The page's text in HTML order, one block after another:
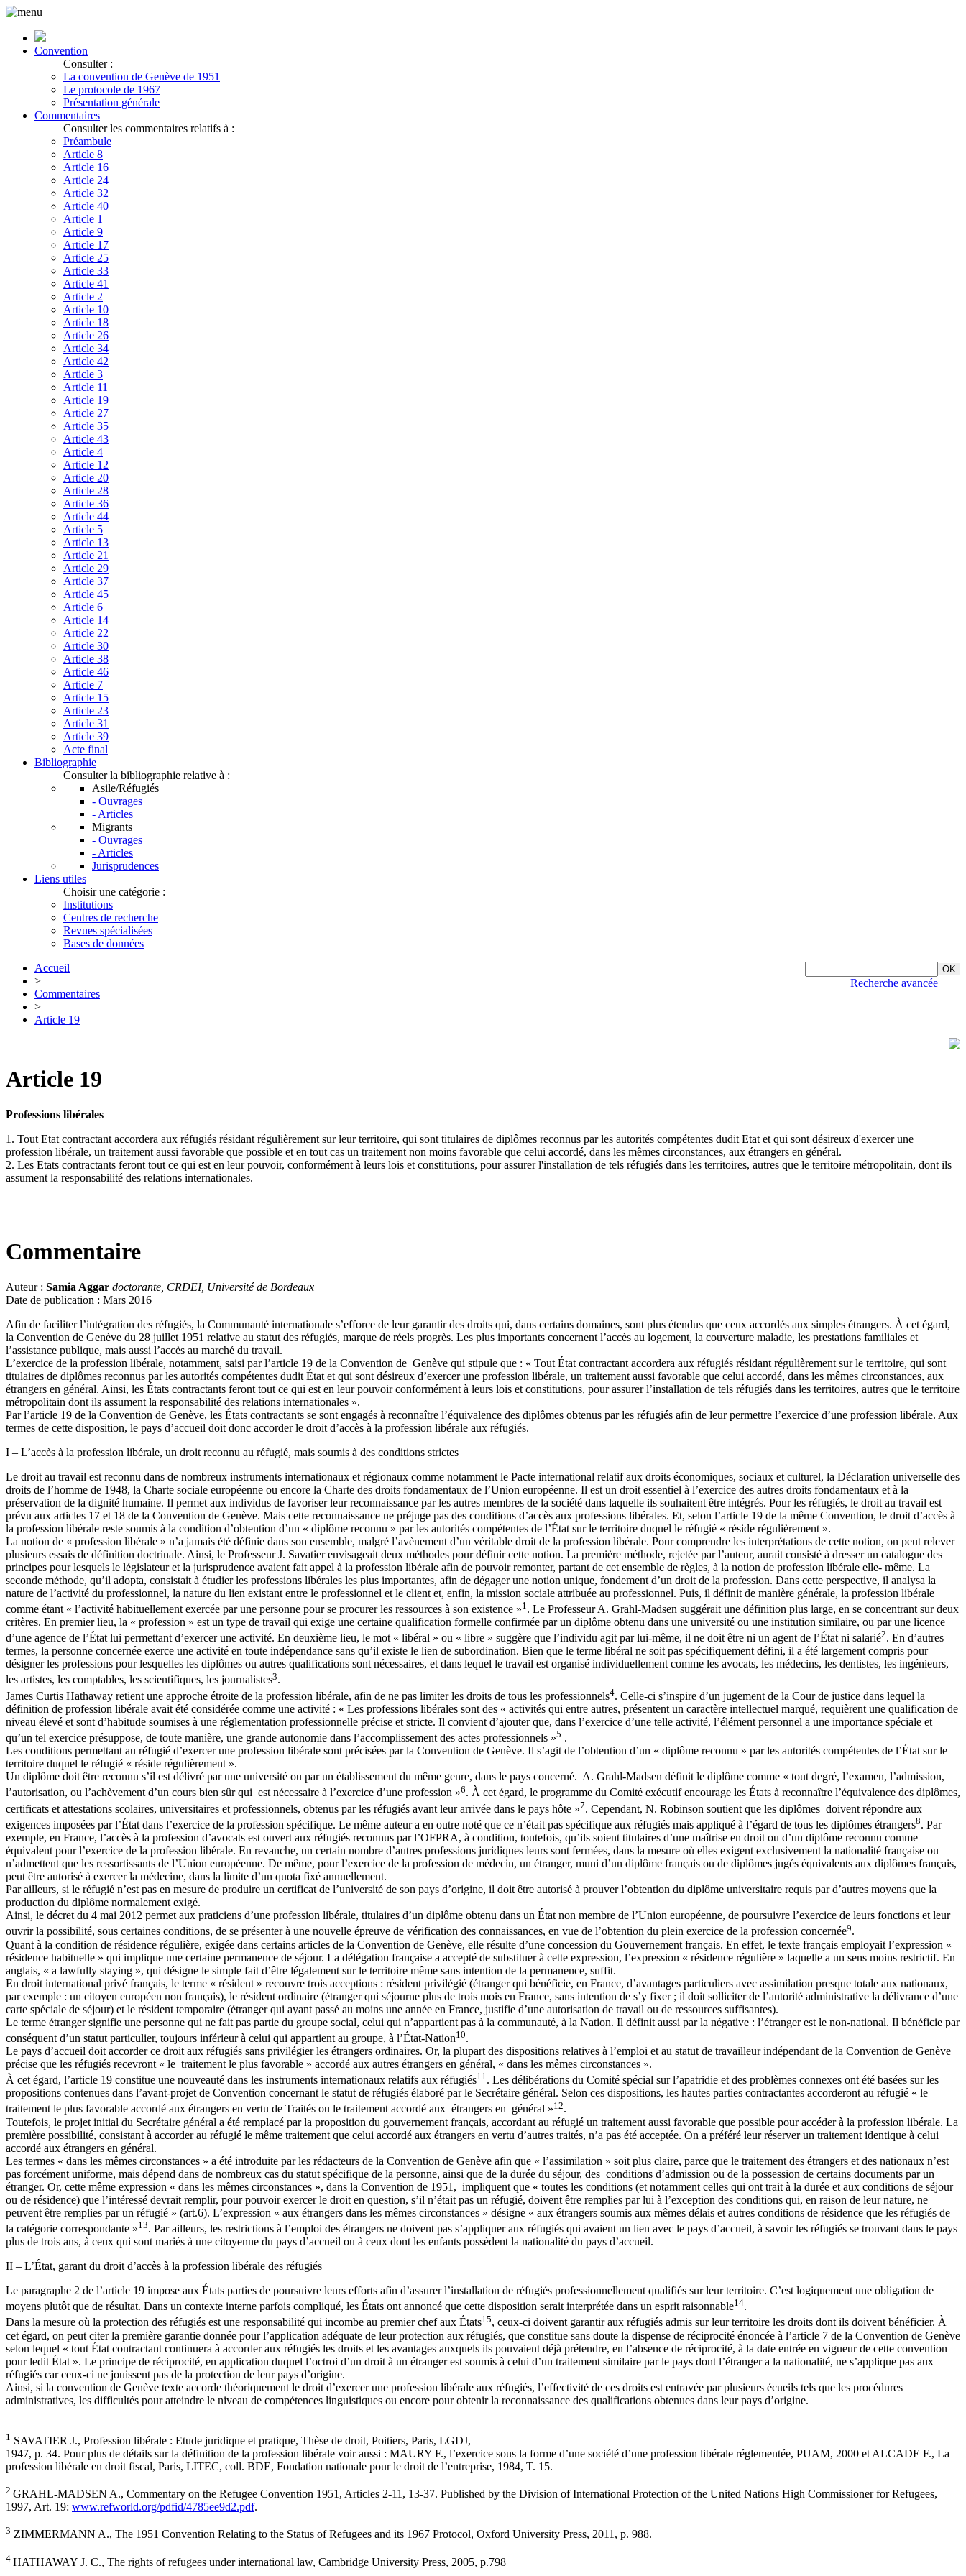
Convention
Consulter :
La convention de Genève de 1951
Le protocole de 1967
Présentation générale
Commentaires
Consulter les commentaires relatifs à :
Préambule
Article 8
Article 16
Article 24
Article 32
Article 40
Article 1
Article 9
Article 17
Article 25
Article 33
Article 41
Article 2
Article 10
Article 18
Article 26
Article 34
Article 42
Article 3
Article 11
Article 19
Article 27
Article 35
Article 43
Article 4
Article 12
Article 20
Article 28
Article 36
Article 44
Article 5
Article 13
Article 21
Article 29
Article 37
Article 45
Article 6
Article 14
Article 22
Article 30
Article 38
Article 46
Article 7
Article 15
Article 23
Article 31
Article 39
Acte final
Bibliographie
Consulter la bibliographie relative à :
Asile/Réfugiés
- Ouvrages
- Articles
Migrants
- Ouvrages
- Articles
Jurisprudences
Liens utiles
Choisir une catégorie :
Institutions
Centres de recherche
Revues spécialisées
Bases de données
Recherche avancée
Accueil
>
Commentaires
>
Article 19
Article 19
Professions libérales
1. Tout Etat contractant accordera aux réfugiés résidant régulièrement sur leur territoire, qui sont titulaires de diplômes reconnus par les autorités compétentes dudit Etat et qui sont désireux d'exercer une
profession libérale, un traitement aussi favorable que possible et en tout cas un traitement non moins favorable que celui accordé, dans les mêmes circonstances, aux étrangers en général.
2. Les Etats contractants feront tout ce qui est en leur pouvoir, conformément à leurs lois et constitutions, pour assurer l'installation de tels réfugiés dans les territoires, autres que le territoire métropolitain, dont ils
assument la responsabilité des relations internationales.
Commentaire
Auteur : Samia Aggar doctorante, CRDEI, Université de Bordeaux
Date de publication : Mars 2016
Afin de faciliter l’intégration des réfugiés, la Communauté internationale s’efforce de leur garantir des droits qui, dans certains domaines, sont plus étendus que ceux accordés aux simples étrangers. À cet égard,
la Convention de Genève du 28 juillet 1951 relative au statut des réfugiés, marque de réels progrès. Les plus importants concernent l’accès au logement, la couverture maladie, les prestations familiales et
l’assistance publique, mais aussi l’accès au marché du travail.
L’exercice de la profession libérale, notamment, saisi par l’article 19 de la Convention de Genève qui stipule que : « Tout État contractant accordera aux réfugiés résidant régulièrement sur le territoire, qui sont
titulaires de diplômes reconnus par les autorités compétentes dudit État et qui sont désireux d’exercer une profession libérale, un traitement aussi favorable que celui accordé, dans les mêmes circonstances, aux
étrangers en général. Ainsi, les États contractants feront tout ce qui est en leur pouvoir conformément à leurs lois et constitutions, pour assurer l’installation de tels réfugiés dans les territoires, autres que le territoire
métropolitain dont ils assument la responsabilité des relations internationales ».
Par l’article 19 de la Convention de Genève, les États contractants se sont engagés à reconnaître l’équivalence des diplômes obtenus par les réfugiés afin de leur permettre l’exercice d’une profession libérale. Aux
termes de cette disposition, le pays d’accueil doit donc accorder le droit d’accès à la profession libérale aux réfugiés.
I – L’accès à la profession libérale, un droit reconnu au réfugié, mais soumis à des conditions strictes
Le droit au travail est reconnu dans de nombreux instruments internationaux et régionaux comme notamment le Pacte international relatif aux droits économiques, sociaux et culturel, la Déclaration universelle des
droits de l’homme de 1948, la Charte sociale européenne ou encore la Charte des droits fondamentaux de l’Union européenne. Il est un droit essentiel à l’exercice des autres droits fondamentaux et à la
préservation de la dignité humaine. Il permet aux individus de favoriser leur reconnaissance par les autres membres de la société dans laquelle ils souhaitent être intégrés. Pour les réfugiés, le droit au travail est
prévu aux articles 17 et 18 de la Convention de Genève. Mais cette reconnaissance ne préjuge pas des conditions d’accès aux professions libérales. Et, selon l’article 19 de la même Convention, le droit d’accès à
la profession libérale reste soumis à la condition d’obtention d’un « diplôme reconnu » par les autorités compétentes de l’État sur le territoire duquel le réfugié « réside régulièrement ».
La notion de « profession libérale » n’a jamais été définie dans son ensemble, malgré l’avènement d’un véritable droit de la profession libérale. Pour comprendre les interprétations de cette notion, on peut relever
plusieurs essais de définition doctrinale. Ainsi, le Professeur J. Savatier envisageait deux méthodes pour définir cette notion. La première méthode, rejetée par l’auteur, aurait consisté à dresser un catalogue des
principes pour lesquels le législateur et la jurisprudence avaient fait appel à la profession libérale afin de pouvoir remonter, partant de cet ensemble de règles, à la notion de profession libérale elle- même. La
seconde méthode, qu’il adopta, consistait à étudier les professions libérales les plus importantes, afin de dégager une notion unique, fondement d’un droit de la profession. Dans cette perspective, il analysa la
nature de l’activité du professionnel, la nature du lien existant entre le professionnel et le client et, enfin, la mission sociale attribuée au professionnel. Puis, il définit de manière générale, la profession libérale
comme étant « l’activité habituellement exercée par une personne pour se procurer les ressources à son existence »1 . Le Professeur A. Grahl-Madsen suggérait une définition plus large, en se concentrant sur deux
critères. En premier lieu, la « profession » est un type de travail qui exige une certaine qualification formelle confirmée par un diplôme obtenu dans une université ou une institution similaire, ou par une licence
d’une agence de l’État lui permettant d’exercer une activité. En deuxième lieu, le mot « libéral » ou « libre » suggère que l’individu agit par lui-même, il ne doit être ni un agent de l’État ni salarié2. En d’autres
termes, la personne concernée exerce une activité en toute indépendance sans qu’il existe le lien de subordination. Bien que le terme libéral ne soit pas spécifiquement défini, il a été largement compris pour
désigner les professions pour lesquelles les diplômes ou autres qualifications sont nécessaires, et dans lequel le travail est organisé individuellement comme les avocats, les médecins, les dentistes, les ingénieurs,
les artistes, les comptables, les scientifiques, les journalistes3.
James Curtis Hathaway retient une approche étroite de la profession libérale, afin de ne pas limiter les droits de tous les professionnels4. Celle-ci s’inspire d’un jugement de la Cour de justice dans lequel la
définition de profession libérale avait été considérée comme une activité : « Les professions libérales sont des « activités qui entre autres, présentent un caractère intellectuel marqué, requièrent une qualification de
niveau élevé et sont d’habitude soumises à une réglementation professionnelle précise et stricte. Il convient d’ajouter que, dans l’exercice d’une telle activité, l’élément personnel a une importance spéciale et
qu’un tel exercice présuppose, de toute manière, une grande autonomie dans l’accomplissement des actes professionnels »5 .
Les conditions permettant au réfugié d’exercer une profession libérale sont précisées par la Convention de Genève. Il s’agit de l’obtention d’un « diplôme reconnu » par les autorités compétentes de l’État sur le
territoire duquel le réfugié « réside régulièrement ».
Un diplôme doit être reconnu s’il est délivré par une université ou par un établissement du même genre, dans le pays concerné. A. Grahl-Madsen définit le diplôme comme « tout degré, l’examen, l’admission,
l’autorisation, ou l’achèvement d’un cours bien sûr qui est nécessaire à l’exercice d’une profession »6. À cet égard, le programme du Comité exécutif encourage les États à reconnaître l’équivalence des diplômes,
certificats et attestations scolaires, universitaires et professionnels, obtenus par les réfugiés avant leur arrivée dans le pays hôte »7. Cependant, N. Robinson soutient que les diplômes doivent répondre aux
exigences imposées par l’État dans l’exercice de la profession spécifique. Le même auteur a en outre noté que ce n’était pas spécifique aux réfugiés mais appliqué à l’égard de tous les diplômes étrangers8. Par
exemple, en France, l’accès à la profession d’avocats est ouvert aux réfugiés reconnus par l’OFPRA, à condition, toutefois, qu’ils soient titulaires d’une maîtrise en droit ou d’un diplôme reconnu comme
équivalent pour l’exercice de la profession libérale. En revanche, un certain nombre d’autres professions juridiques leurs sont fermées, dans la mesure où elles exigent exclusivement la nationalité française ou
n’admettent que les ressortissants de l’Union européenne. De même, pour l’exercice de la profession de médecin, un étranger, muni d’un diplôme français ou de diplômes jugés équivalents aux diplômes français,
peut être autorisé à exercer la médecine, dans la limite d’un quota fixé annuellement.
Par ailleurs, si le réfugié n’est pas en mesure de produire un certificat de l’université de son pays d’origine, il doit être autorisé à prouver l’obtention du diplôme universitaire requis par d’autres moyens que la
production du diplôme normalement exigé.
Ainsi, le décret du 4 mai 2012 permet aux praticiens d’une profession libérale, titulaires d’un diplôme obtenu dans un État non membre de l’Union européenne, de poursuivre l’exercice de leurs fonctions et leur
ouvrir la possibilité, sous certaines conditions, de se présenter à une nouvelle épreuve de vérification des connaissances, en vue de l’obtention du plein exercice de la profession concernée9.
Quant à la condition de résidence régulière, exigée dans certains articles de la Convention de Genève, elle résulte d’une concession du Gouvernement français. En effet, le texte français employait l’expression «
résidence habituelle » qui implique une certaine permanence de séjour. La délégation française a accepté de substituer à cette expression, l’expression « résidence régulière » laquelle a un sens moins restrictif. En
anglais, « a lawfully staying », qui désigne le simple fait d’être légalement sur le territoire même sans intention de la permanence, suffit.
En droit international privé français, le terme « résident » recouvre trois acceptions : résident privilégié (étranger qui bénéficie, en France, d’avantages particuliers avec assimilation presque totale aux nationaux,
par exemple : un citoyen européen non français), le résident ordinaire (étranger qui séjourne plus de trois mois en France, sans intention de s’y fixer ; il doit solliciter de l’autorité administrative la délivrance d’une
carte spéciale de séjour) et le résident temporaire (étranger qui ayant passé au moins une année en France, justifie d’une autorisation de travail ou de ressources suffisantes).
Le terme étranger signifie une personne qui ne fait pas partie du groupe social, celui qui n’appartient pas à la communauté, à la Nation. Il définit aussi par la négative : l’étranger est le non-national. Il bénéficie par
conséquent d’un statut particulier, toujours inférieur à celui qui appartient au groupe, à l’État-Nation10.
Le pays d’accueil doit accorder ce droit aux réfugiés sans privilégier les étrangers ordinaires. Or, la plupart des dispositions relatives à l’emploi et au statut de travailleur indépendant de la Convention de Genève
précise que les réfugiés recevront « le traitement le plus favorable » accordé aux autres étrangers en général, « dans les mêmes circonstances ».
À cet égard, l’article 19 constitue une nouveauté dans les instruments internationaux relatifs aux réfugiés11. Les délibérations du Comité spécial sur l’apatridie et des problèmes connexes ont été basées sur les
propositions contenues dans l’avant-projet de Convention concernant le statut de réfugiés élaboré par le Secrétaire général. Selon ces dispositions, les hautes parties contractantes accorderont au réfugié « le
traitement le plus favorable accordé aux étrangers en vertu de Traités ou le traitement accordé aux étrangers en général »12.
Toutefois, le projet initial du Secrétaire général a été remplacé par la proposition du gouvernement français, accordant au réfugié un traitement aussi favorable que possible pour accéder à la profession libérale. La
première possibilité, consistant à accorder au réfugié le même traitement que celui accordé aux étrangers en vertu d’autres traités, n’a pas été acceptée. On a préféré leur réserver un traitement identique à celui
accordé aux étrangers en général.
Les termes « dans les mêmes circonstances » a été introduite par les rédacteurs de la Convention de Genève afin que « l’assimilation » soit plus claire, parce que le traitement des étrangers et des nationaux n’est
pas forcément uniforme, mais dépend dans de nombreux cas du statut spécifique de la personne, ainsi que de la durée du séjour, des conditions d’admission ou de la possession de certains documents par un
étranger. Or, cette même expression « dans les mêmes circonstances », dans la Convention de 1951, impliquent que « toutes les conditions (et notamment celles qui ont trait à la durée et aux conditions de séjour
ou de résidence) que l’intéressé devrait remplir, pour pouvoir exercer le droit en question, s’il n’était pas un réfugié, doivent être remplies par lui à l’exception des conditions qui, en raison de leur nature, ne
peuvent être remplies par un réfugié » (art.6). L’expression « aux étrangers dans les mêmes circonstances » désigne « aux étrangers soumis aux mêmes délais et autres conditions de résidence que les réfugiés de
la catégorie correspondante »13. Par ailleurs, les restrictions à l’emploi des étrangers ne doivent pas s’appliquer aux réfugiés qui avaient un lien avec le pays d’accueil, à savoir les réfugiés se trouvant dans le pays
plus de trois ans, à ceux qui sont mariés à une citoyenne du pays d’accueil ou à ceux dont les enfants possèdent la nationalité du pays d’accueil.
II – L’État, garant du droit d’accès à la profession libérale des réfugiés
Le paragraphe 2 de l’article 19 impose aux États parties de poursuivre leurs efforts afin d’assurer l’installation de réfugiés professionnellement qualifiés sur leur territoire. C’est logiquement une obligation de
moyens plutôt que de résultat. Dans un contexte interne parfois compliqué, les États ont annoncé que cette disposition serait interprétée dans un esprit raisonnable14.
Dans la mesure où la protection des réfugiés est une responsabilité qui incombe au premier chef aux États15, ceux-ci doivent garantir aux réfugiés admis sur leur territoire les droits dont ils doivent bénéficier. À
cet égard, on peut citer la première garantie donnée pour l’application adéquate de leur protection aux réfugiés, que constitue sans doute la dispense de réciprocité énoncée à l’article 7 de la Convention de Genève
selon lequel « tout État contractant continuera à accorder aux réfugiés les droits et les avantages auxquels ils pouvaient déjà prétendre, en l’absence de réciprocité, à la date entrée en vigueur de cette convention
pour ledit État ». Le principe de réciprocité, en application duquel l’octroi d’un droit à un étranger est soumis à celui d’un traitement similaire par le pays dont l’étranger a la nationalité, ne s’applique pas aux
réfugiés car ceux-ci ne jouissent pas de la protection de leur pays d’origine.
Ainsi, si la convention de Genève texte accorde théoriquement le droit d’exercer une profession libérale aux réfugiés, l’effectivité de ces droits est entravée par plusieurs écueils tels que les procédures
administratives, les difficultés pour atteindre le niveau de compétences linguistiques ou encore pour obtenir la reconnaissance des qualifications obtenues dans leur pays d’origine.
1 SAVATIER J., Profession libérale : Etude juridique et pratique, Thèse de droit, Poitiers, Paris, LGDJ,
1947, p. 34. Pour plus de détails sur la définition de la profession libérale voir aussi : MAURY F., l’exercice sous la forme d’une société d’une profession libérale réglementée, PUAM, 2000 et ALCADE F., La
profession libérale en droit fiscal, Paris, LITEC, coll. BDE, Fondation nationale pour le droit de l’entreprise, 1984, T. 15.
2 GRAHL-MADSEN A., Commentary on the Refugee Convention 1951, Articles 2-11, 13-37. Published by the Division of International Protection of the United Nations High Commissioner for Refugees,
1997, Art. 19: www.refworld.org/pdfid/4785ee9d2.pdf.
3 ZIMMERMANN A., The 1951 Convention Relating to the Status of Refugees and its 1967 Protocol, Oxford University Press, 2011, p. 988.
4 HATHAWAY J. C., The rights of refugees under international law, Cambridge University Press, 2005, p.798